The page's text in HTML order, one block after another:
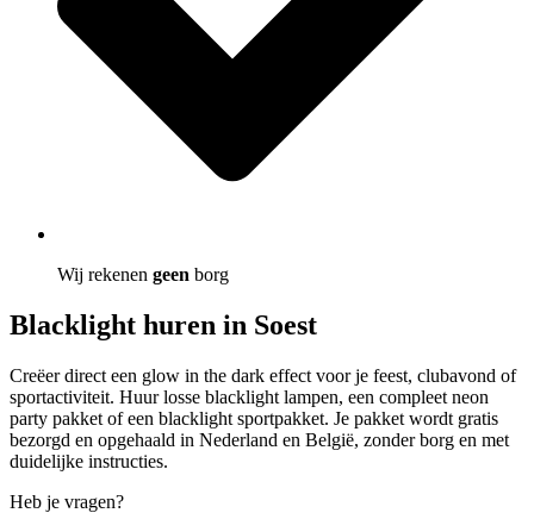
Wij rekenen geen borg
Blacklight huren in Soest
Creëer direct een glow in the dark effect voor je feest, clubavond of
sportactiviteit. Huur losse blacklight lampen, een compleet neon
party pakket of een blacklight sportpakket. Je pakket wordt gratis
bezorgd en opgehaald in Nederland en België, zonder borg en met
duidelijke instructies.
Heb je vragen?